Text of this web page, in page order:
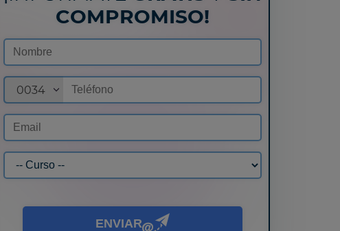
COMPROMISO!
0034
ENVIAR